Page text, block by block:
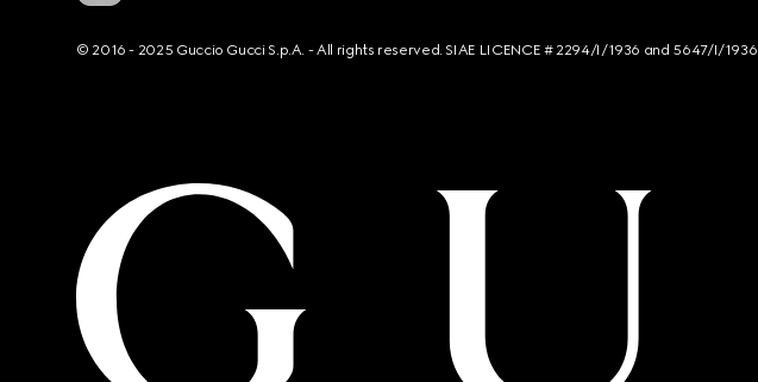
© 2016 - 2025 Guccio Gucci S.p.A. - All rights reserved. SIAE LICENCE # 2294/I/1936 and 5647/I/1936